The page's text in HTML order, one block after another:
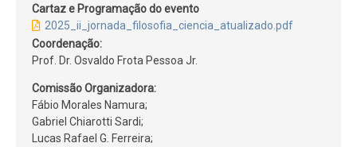
Cartaz e Programação do evento
2025_ii_jornada_filosofia_ciencia_atualizado.pdf
Coordenação:
Prof. Dr. Osvaldo Frota Pessoa Jr.
Comissão Organizadora:
Fábio Morales Namura;
Gabriel Chiarotti Sardi;
Lucas Rafael G. Ferreira;